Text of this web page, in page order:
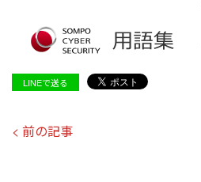
LINEで送る
< 前の記事